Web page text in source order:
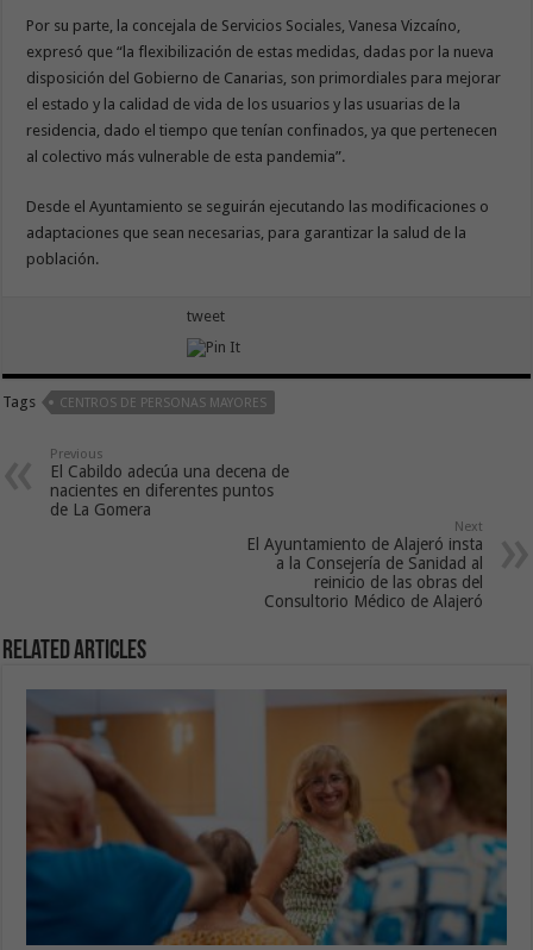
Por su parte, la concejala de Servicios Sociales, Vanesa Vizcaíno,
expresó que “la flexibilización de estas medidas, dadas por la nueva
disposición del Gobierno de Canarias, son primordiales para mejorar
el estado y la calidad de vida de los usuarios y las usuarias de la
residencia, dado el tiempo que tenían confinados, ya que pertenecen
al colectivo más vulnerable de esta pandemia”.
Desde el Ayuntamiento se seguirán ejecutando las modificaciones o
adaptaciones que sean necesarias, para garantizar la salud de la
población.
tweet
Tags CENTROS DE PERSONAS MAYORES
Previous
El Cabildo adecúa una decena de
nacientes en diferentes puntos
de La Gomera
Next
El Ayuntamiento de Alajeró insta
a la Consejería de Sanidad al
reinicio de las obras del
Consultorio Médico de Alajeró
Related Articles